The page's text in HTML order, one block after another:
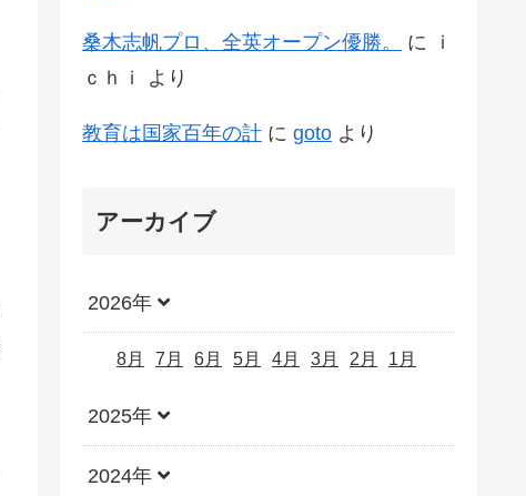
桑木志帆プロ、全英オープン優勝。 に
ｉ
ｃｈｉ
より
教育は国家百年の計 に goto より
アーカイブ
2026年
8月 7月 6月 5月 4月 3月 2月 1月
2025年
2024年